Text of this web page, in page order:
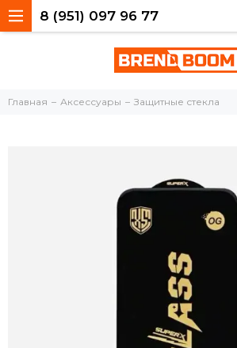
Тольятти, 40 лет Победы, 34а
8 (951) 097 96 77
Главная Аксессуары Защитные стекла